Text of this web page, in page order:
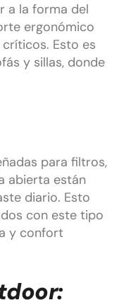
a la forma del
ergonómico
Esto es
y sillas, donde
para filtros,
abierta están
diario. Esto
con este tipo
y confort